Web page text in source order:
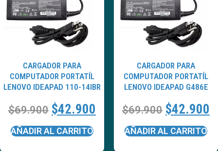
CARGADOR PARA
COMPUTADOR PORTATÍL
LENOVO IDEAPAD 110-14IBR
$69.900 $42.900
AÑADIR AL CARRITO
CARGADOR PARA
COMPUTADOR PORTATÍL
LENOVO IDEAPAD G486E
$69.900 $42.900
AÑADIR AL CARRITO